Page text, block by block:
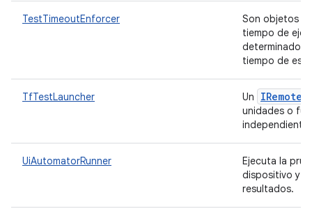
TestTimeoutEnforcer
Son objetos
tiempo de
determinado y
tiempo de
TfTestLauncher Un IRemote
unidades o
UiAutomatorRunner
Ejecuta la
dispositivo y
resultados.